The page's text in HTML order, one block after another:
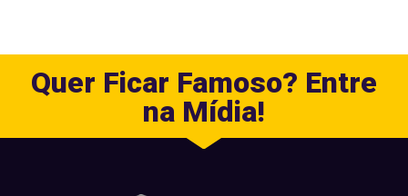
Quer Ficar Famoso? Entre
na Mídia!